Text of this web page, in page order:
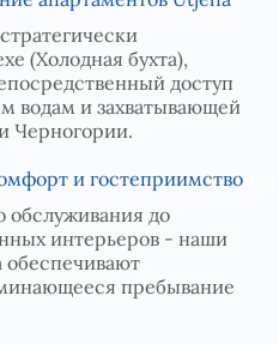
(Холодная бухта),
доступ
водам и захватывающей
Черногории.
и гостеприимство
обслуживания до
интерьеров - наши
пребывание